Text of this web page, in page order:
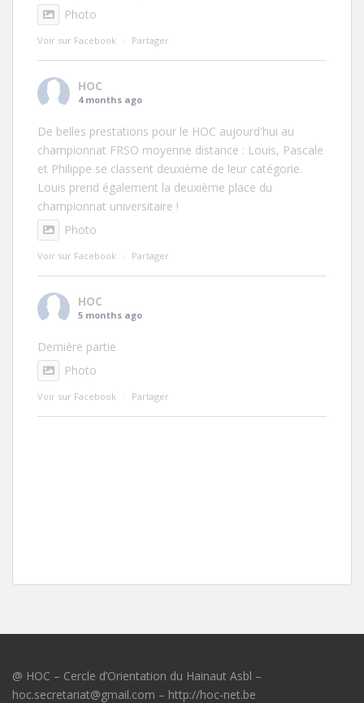
Photo
Voir sur Facebook · Partager
HOC
4 months ago
De belles prestations pour le HOC aujourd'hui au
championnat FRSO moyenne distance : Louis, Pascale
et Philippe se classent deuxième de leur catégorie.
Louis prend également la deuxième place du
championnat universitaire !
Photo
Voir sur Facebook · Partager
HOC
5 months ago
Dernière partie
Photo
Voir sur Facebook · Partager
@ HOC – Cercle d’Orientation du Hainaut Asbl –
hoc.secretariat@gmail.com – http://hoc-net.be